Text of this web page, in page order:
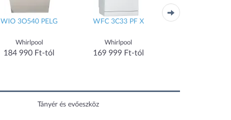
WIO 3O540 PELG
Whirlpool
184 990 Ft-tól
WFC 3C33 PF X
Whirlpool
169 999 Ft-tól
Tányér és evőeszköz